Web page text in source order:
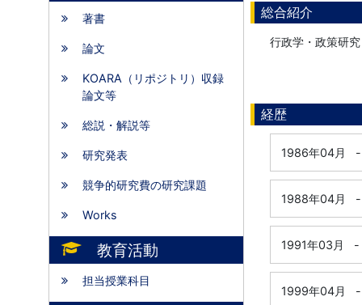
著書
論文
KOARA（リポジトリ）収録
論文等
総説・解説等
研究発表
競争的研究費の研究課題
Works
教育活動
担当授業科目
総合紹介
行政学・政策研
経歴
1986年04月 -
1988年04月 -
1991年03月 -
1999年04月 -